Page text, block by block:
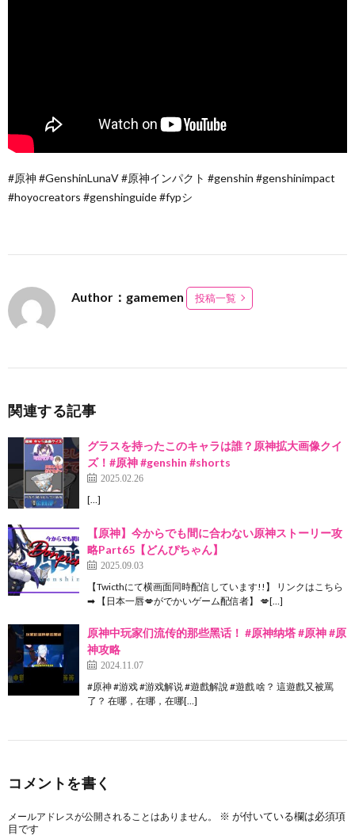
#原神 #GenshinLunaV #原神インパクト #genshin #genshinimpact
#hoyocreators #genshinguide #fypシ
Author：gamemen 投稿一覧
関連する記事
グラスを持ったこのキャラは誰？原神拡大画像クイ
ズ！#原神 #genshin #shorts
2025.02.26
[…]
【原神】今からでも間に合わない原神ストーリー攻
略Part65【どんぴちゃん】
2025.09.03
【Twicthにて横画面同時配信しています!!】 リンクはこちら
➡ 【日本一唇💋がでかいゲーム配信者】 💋[…]
原神中玩家们流传的那些黑话！ #原神纳塔 #原神 #原
神攻略
2024.11.07
#原神 #游戏 #游戏解说 #遊戲解說 #遊戲 啥？ 這遊戲又被罵
了？ 在哪，在哪，在哪[…]
コメントを書く
メールアドレスが公開されることはありません。 ※ が付いている欄は必須項
目です